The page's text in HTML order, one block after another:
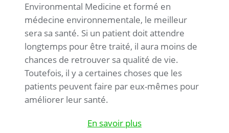
Environmental Medicine et formé en
médecine environnementale, le meilleur
sera sa santé. Si un patient doit attendre
longtemps pour être traité, il aura moins de
chances de retrouver sa qualité de vie.
Toutefois, il y a certaines choses que les
patients peuvent faire par eux-mêmes pour
améliorer leur santé.
En savoir plus